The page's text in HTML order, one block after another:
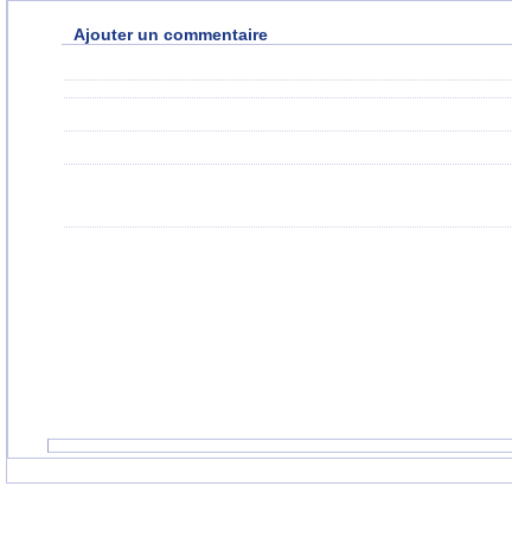
Ajouter un commentaire